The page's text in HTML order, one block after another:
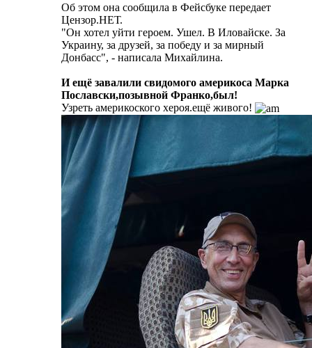
Об этом она сообщила в Фейсбуке передает
Цензор.НЕТ.
"Он хотел уйти героем. Ушел. В Иловайске. За
Украину, за друзей, за победу и за мирный
Донбасс", - написала Михайлина.
И ещё завалили свидомого америкоса Марка
Пославски,позывной Франко,был!
Узреть америкоского хероя.ещё живого!